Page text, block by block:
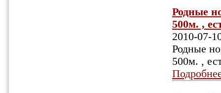
Родные
500м. ,
2010-07-
Родные
500м. ,